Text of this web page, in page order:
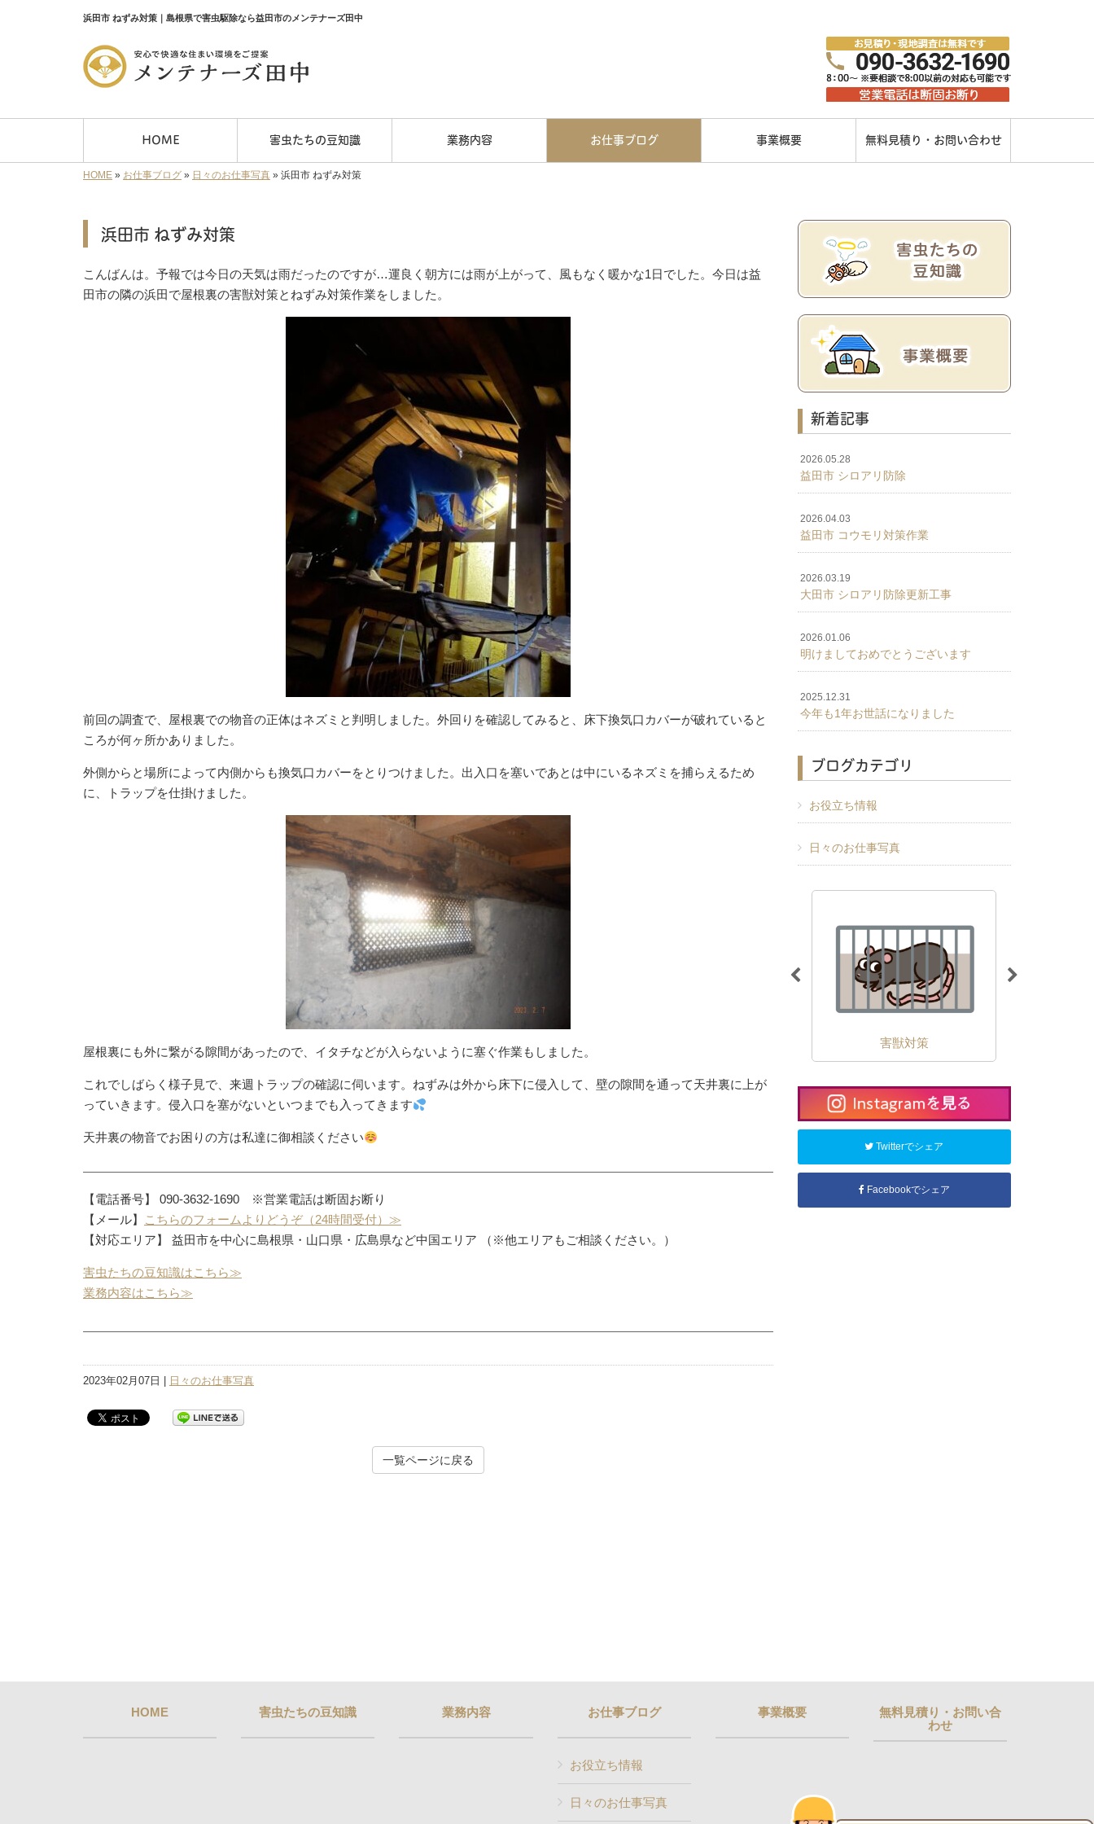
浜田市 ねずみ対策｜島根県で害虫駆除なら益田市のメンテナーズ田中
HOME 害虫たちの豆知識 業務内容 お仕事ブログ 事業概要 無料見積り・お問い合わせ
HOME » お仕事ブログ » 日々のお仕事写真 » 浜田市 ねずみ対策
浜田市 ねずみ対策
こんばんは。予報では今日の天気は雨だったのですが…運良く朝方には雨が上がって、風もなく暖かな1日でした。今日は益
田市の隣の浜田で屋根裏の害獣対策とねずみ対策作業をしました。
前回の調査で、屋根裏での物音の正体はネズミと判明しました。外回りを確認してみると、床下換気口カバーが破れていると
ころが何ヶ所かありました。
外側からと場所によって内側からも換気口カバーをとりつけました。出入口を塞いであとは中にいるネズミを捕らえるため
に、トラップを仕掛けました。
屋根裏にも外に繋がる隙間があったので、イタチなどが入らないように塞ぐ作業もしました。
これでしばらく様子見で、来週トラップの確認に伺います。ねずみは外から床下に侵入して、壁の隙間を通って天井裏に上が
っていきます。侵入口を塞がないといつまでも入ってきます
天井裏の物音でお困りの方は私達に御相談ください
【電話番号】 090-3632-1690 ※営業電話は断固お断り
【メール】
こちらのフォームよりどうぞ（24時間受付）≫
【対応エリア】 益田市を中心に島根県・山口県・広島県など中国エリア （※他エリアもご相談ください。）
害虫たちの豆知識はこちら≫
業務内容はこちら≫
2023年02月07日 | 日々のお仕事写真
一覧ページに戻る
新着記事
2026.05.28
益田市 シロアリ防除
2026.04.03
益田市 コウモリ対策作業
2026.03.19
大田市 シロアリ防除更新工事
2026.01.06
明けましておめでとうございます
2025.12.31
今年も1年お世話になりました
ブログカテゴリ
お役立ち情報
日々のお仕事写真
外壁の苔・藻クリーニング 害獣対策
Twitterでシェア
Facebookでシェア
HOME 害虫たちの豆知識 業務内容 お仕事ブログ
お役立ち情報
日々のお仕事写真
事業概要
無料見積り・お問い合
わせ